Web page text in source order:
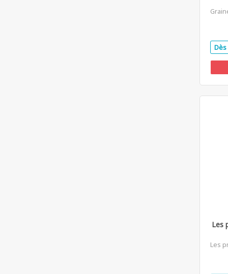
Dès
Les
Les